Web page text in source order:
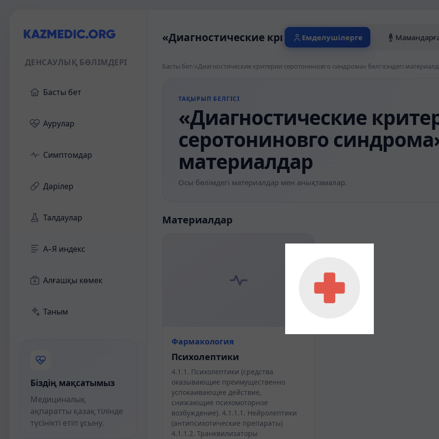
ДЕНСАУЛЫҚ БӨЛІМДЕРІ
Басты бет
Аурулар
Симптомдар
Дәрілер
Талдаулар
А–Я индекс
Алғашқы көмек
Таным
Біздің мақсатымыз
Медициналық
ақпаратты қазақ тілінде
түсінікті етіп ұсыну.
«Диагностические критерии серотониновго
Емделушілерге
Басты бет/«Диагностические критерии серотониновго синдрома» белгісіндегі
ТАҚЫРЫП БЕЛГІСІ
«Диагностические
серотониновго синдрома»
материалдар
Осы бөлімдегі материалдар мен анықтамалар.
Материалдар
Фармакология
Психолептики
4.1.1. Психолептики (средства
оказывающие преимущественно
успокаивающее действие,
снижающие психомоторное
возбуждение). 4.1.1.1. Нейролептики
(антипсихотические препараты)
4.1.1.2. Транквилизаторы